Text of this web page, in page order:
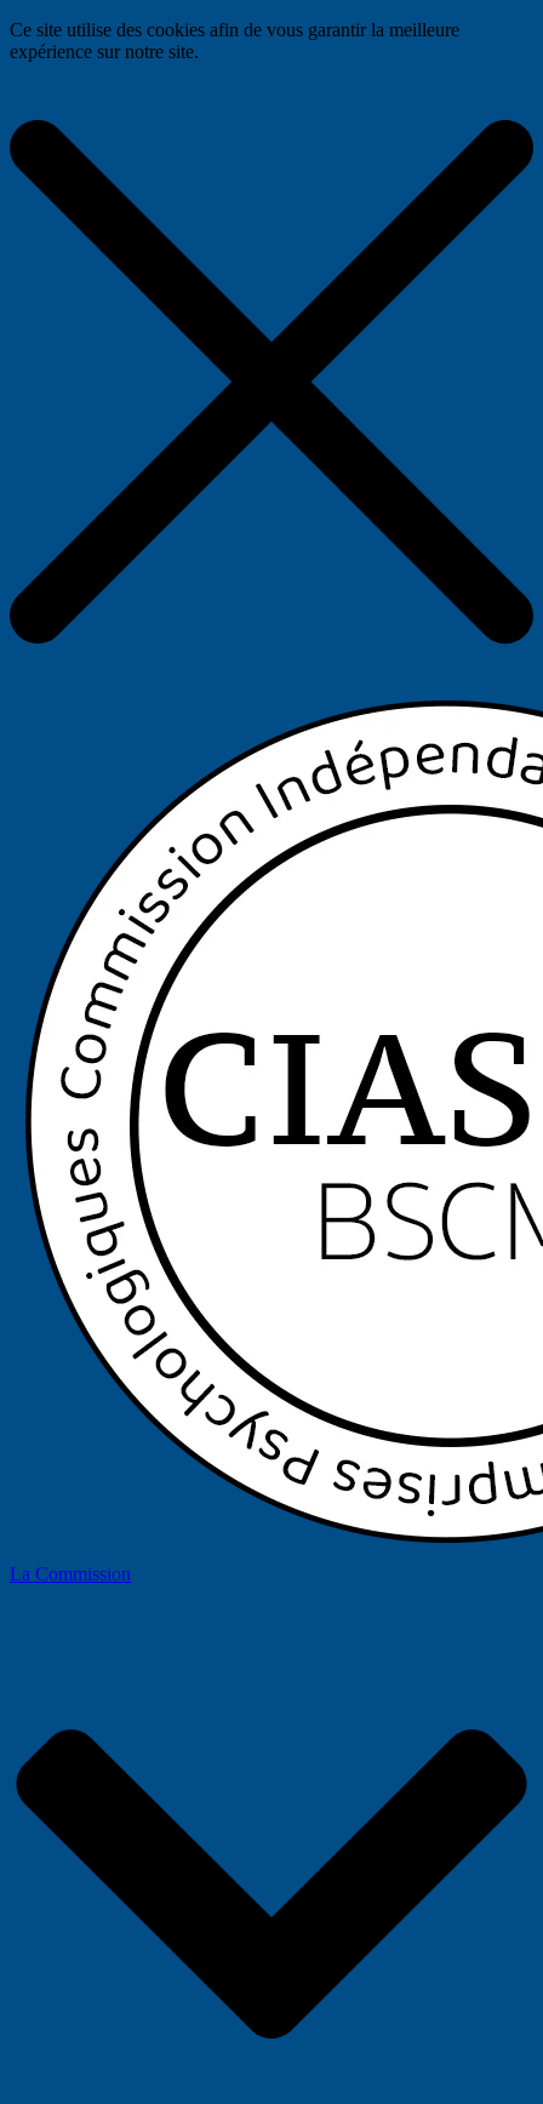
Ce site utilise des cookies afin de vous garantir la meilleure
expérience sur notre site.
La Commission